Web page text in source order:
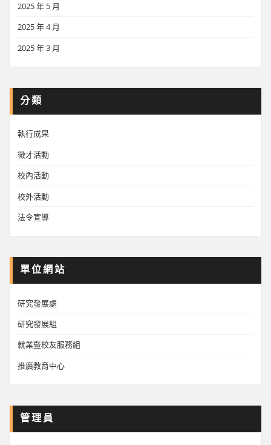
2025 年 5 月
2025 年 4 月
2025 年 3 月
分類
執行成果
徵才活動
校內活動
校外活動
法令宣導
單位網站
研究發展處
研究發展組
就業暨校友服務組
推廣教育中心
管理員